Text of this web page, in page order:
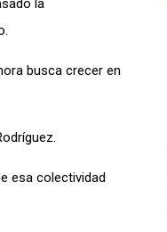
la
busca crecer en
esa colectividad